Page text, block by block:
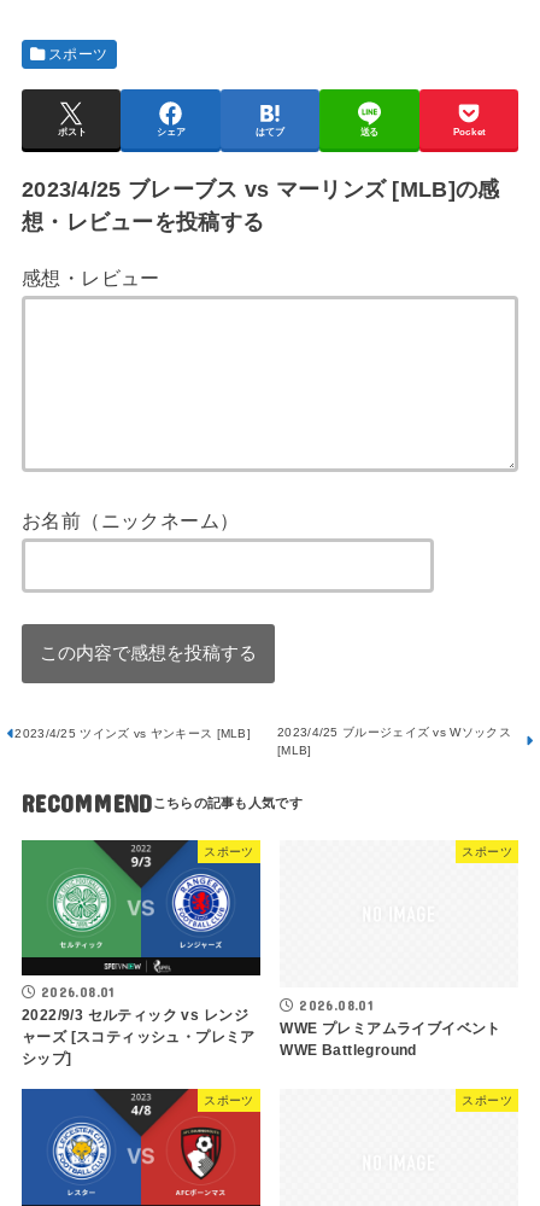
スポーツ
ポスト シェア はてブ 送る Pocket
2023/4/25 ブレーブス vs マーリンズ [MLB]の感
想・レビューを投稿する
感想・レビュー
お名前（ニックネーム）
2023/4/25 ツインズ vs ヤンキース [MLB]
2023/4/25 ブルージェイズ vs Wソックス
[MLB]
RECOMMEND
スポーツ
2026.08.01
2022/9/3 セルティック vs レンジ
ャーズ [スコティッシュ・プレミア
シップ]
スポーツ
2026.08.01
WWE プレミアムライブイベント
WWE Battleground
スポーツ スポーツ